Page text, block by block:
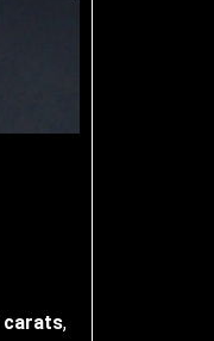
carats,